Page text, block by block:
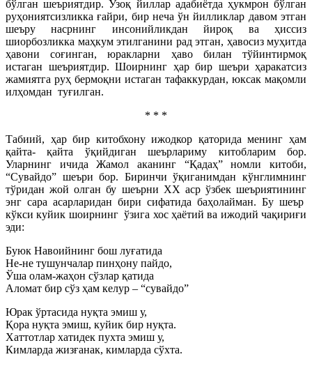
бўлган шеъриятдир. Узоқ йиллар адабиётда ҳукмрон бўлган
руҳониятсизликка ғайри, бир неча ўн йилликлар давом этган
шеъру насрнинг инсонийликдан йироқ ва ҳиссиз
шиорбозликка маҳкум этилганини рад этган, ҳавосиз муҳитда
ҳавони соғинган, юракларни ҳаво билан тўйинтирмоқ
истаган шеъриятдир. Шоирнинг ҳар бир шеъри ҳаракатсиз
жамиятга руҳ бермоқни истаган тафаккурдан, юксак мақомли
илҳомдан туғилган.
* * *
Табиий, ҳар бир китобхону ижодкор қаторида менинг ҳам
қайта- қайта ўқийдиган шеърлариму китобларим бор.
Уларнинг ичида Жамол аканинг “Қадаҳ” номли китоби,
“Сувайдо” шеъри бор. Биринчи ўқиганимдан кўнглимнинг
тўридан жой олган бу шеърни ХХ аср ўзбек шеъриятининг
энг сара асарларидан бири сифатида баҳолайман. Бу шеър
кўкси куйик шоирнинг ўзига хос ҳаётий ва ижодий чақириғи
эди:
Буюк Навоийнинг бош луғатида
Не-не тушунчалар пинҳону пайдо,
Ўша олам-жаҳон сўзлар қатида
Аломат бир сўз ҳам келур – “сувайдо”
Юрак ўртасида нуқта эмиш у,
Қора нуқта эмиш, куйик бир нуқта.
Хаттотлар хатидек пухта эмиш у,
Кимларда жизғанак, кимларда сўхта.